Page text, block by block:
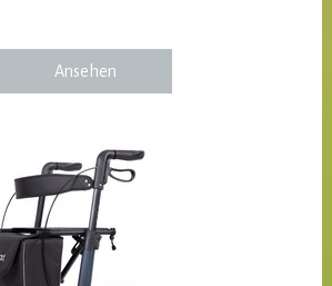
Ansehen